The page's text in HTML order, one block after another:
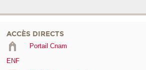
ACCÈS DIRECTS
Portail Cnam
ENF